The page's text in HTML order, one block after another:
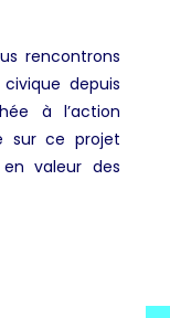
rencontrons
depuis
à l’action
sur ce projet
valeur des